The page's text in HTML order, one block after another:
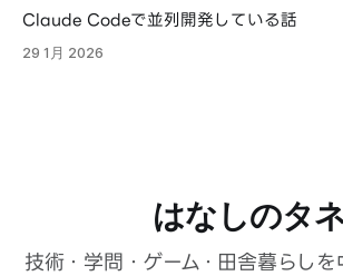
Claude Codeで並列開発している話
29 1月 2026
はなしのタ
技術・学問・ゲーム・田舎暮らし